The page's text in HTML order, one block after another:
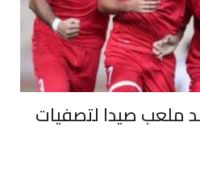
ملعب صيدا لتصفيات